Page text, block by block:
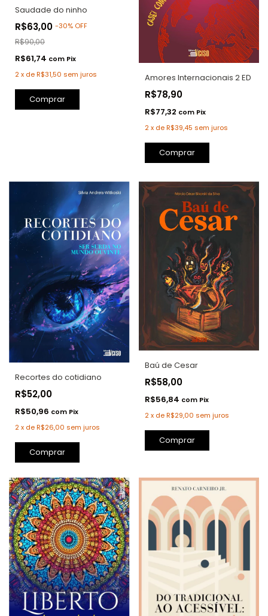
Saudade do ninho
R$63,00 -30% OFF
R$90,00
R$61,74 com Pix
2x deR$31,50 sem juros
Comprar
Amores Internacionais 2 ED
R$78,90
R$77,32 com Pix
2 x deR$39,45 sem juros
Recortes do cotidiano
R$52,00
R$50,96 com Pix
2x deR$26,00 sem juros
Comprar
Baú de Cesar
R$58,00
R$56,84 com Pix
2 x deR$29,00 sem juros
Comprar